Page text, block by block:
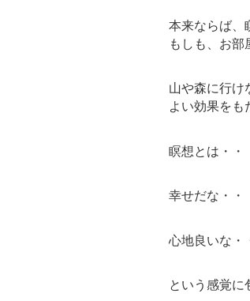
本来ならば、
もしも、お部
山や森に行け
よい効果をも
瞑想とは・・
幸せだな・・
心地良いな・
という感覚に